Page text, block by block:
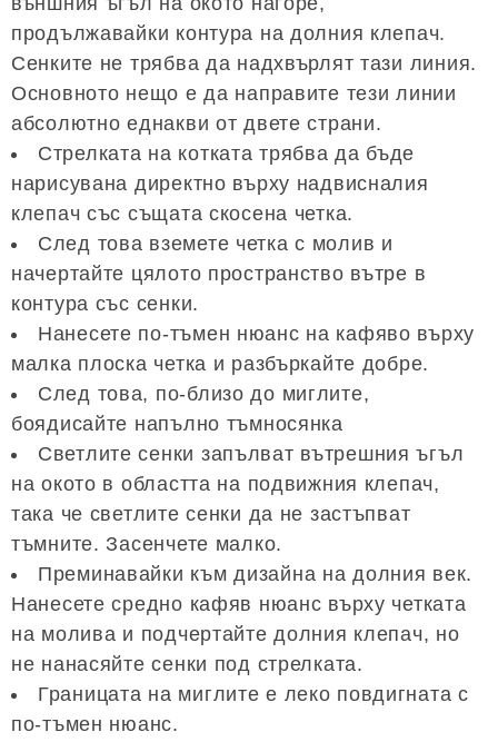
продължавайки контура на долния клепач.
Сенките не трябва да надхвърлят тази линия.
Основното нещо е да направите тези линии
абсолютно еднакви от двете страни.
Стрелката на котката трябва да бъде
нарисувана директно върху надвисналия
клепач със същата скосена четка.
След това вземете четка с молив и
начертайте цялото пространство вътре в
контура със сенки.
Нанесете по-тъмен нюанс на кафяво върху
малка плоска четка и разбъркайте добре.
След това, по-близо до миглите,
боядисайте напълно тъмносянка
Светлите сенки запълват вътрешния ъгъл
на окото в областта на подвижния клепач,
така че светлите сенки да не застъпват
тъмните. Засенчете малко.
Преминавайки към дизайна на долния век.
Нанесете средно кафяв нюанс върху четката
на молива и подчертайте долния клепач, но
не нанасяйте сенки под стрелката.
Границата на миглите е леко повдигната с
по-тъмен нюанс.